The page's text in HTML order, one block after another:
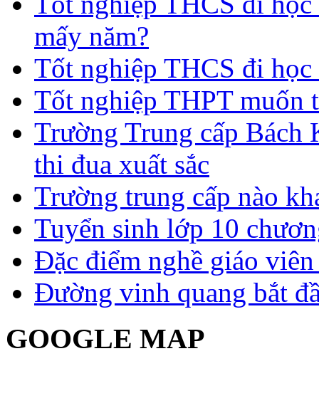
mấy năm?
Tốt nghiệp THCS đi
Tốt nghiệp THPT muốn
Trường Trung cấp Bách
thi đua xuất sắc
Trường trung cấp nào
Tuyển sinh lớp 10
Đặc điểm nghề giáo
Đường vinh quang bắt
GOOGLE MAP